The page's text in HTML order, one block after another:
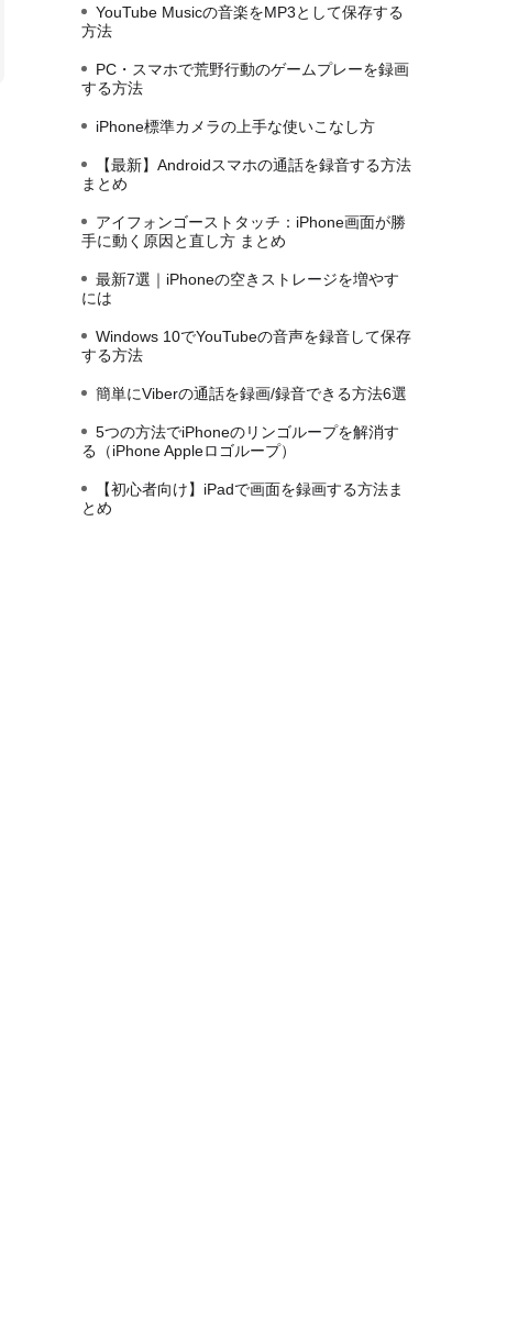
YouTube Musicの音楽をMP3として保存する
方法
PC・スマホで荒野行動のゲームプレーを録画
する方法
iPhone標準カメラの上手な使いこなし方
【最新】Androidスマホの通話を録音する方法
まとめ
アイフォンゴーストタッチ：iPhone画面が勝
手に動く原因と直し方 まとめ
最新7選｜iPhoneの空きストレージを増やす
には
Windows 10でYouTubeの音声を録音して保存
する方法
簡単にViberの通話を録画/録音できる方法6選
5つの方法でiPhoneのリンゴループを解消す
る（iPhone Appleロゴループ）
【初心者向け】iPadで画面を録画する方法ま
とめ